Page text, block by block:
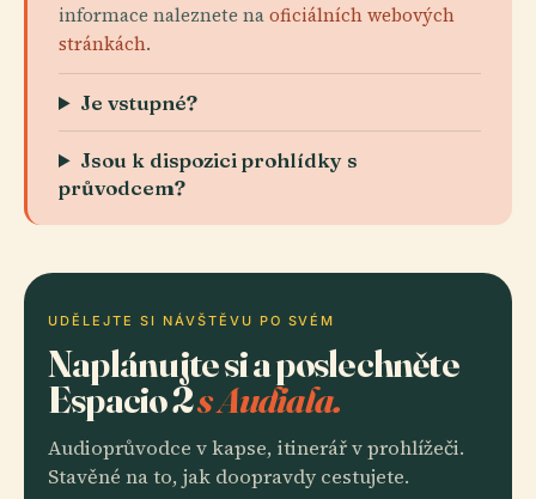
informace naleznete naoficiálních webových
stránkách.
Je vstupné?
Jsou k dispozici prohlídky s
průvodcem?
UDĚLEJTE SI NÁVŠTĚVU PO SVÉM
Naplánujte si a poslechněte
Espacio 2s Audiala.
Audioprůvodce v kapse, itinerář v prohlížeči.
Stavěné na to, jak doopravdy cestujete.